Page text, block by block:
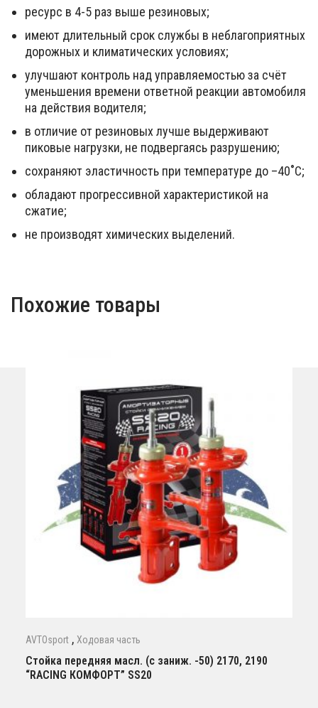
ресурс в 4-5 раз выше резиновых;
имеют длительный срок службы в неблагоприятных
дорожных и климатических условиях;
улучшают контроль над управляемостью за счёт
уменьшения времени ответной реакции автомобиля
на действия водителя;
в отличие от резиновых лучше выдерживают
пиковые нагрузки, не подвергаясь разрушению;
сохраняют эластичность при температуре до –40˚С;
обладают прогрессивной характеристикой на
сжатие;
не производят химических выделений.
Похожие товары
AVTOsport , Ходовая часть
Стойка передняя масл. (с заниж. -50) 2170, 2190
“RACING КОМФОРТ” SS20